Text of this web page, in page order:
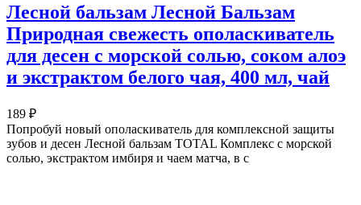
Лесной бальзам Лесной Бальзам
Природная свежесть ополаскиватель
для десен с морской солью, соком алоэ
и экстрактом белого чая, 400 мл, чай
189 ₽
Попробуй новый ополаскиватель для комплексной защиты
зубов и десен Лесной бальзам TOTAL Комплекс с морской
солью, экстрактом имбиря и чаем матча, в с